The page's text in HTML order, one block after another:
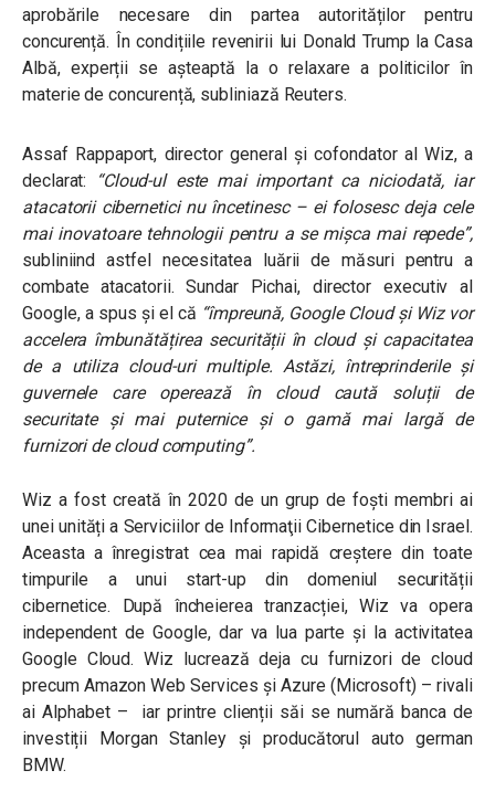
aprobările necesare din partea autorităților pentru
concurență. În condițiile revenirii lui Donald Trump la Casa
Albă, experții se așteaptă la o relaxare a politicilor în
materie de concurență, subliniază Reuters.
Assaf Rappaport, director general și cofondator al Wiz, a
declarat:
“Cloud-ul este mai important ca niciodată, iar
atacatorii cibernetici nu încetinesc – ei folosesc deja cele
mai inovatoare tehnologii pentru a se mișca mai repede”,
subliniind astfel necesitatea luării de măsuri pentru a
combate atacatorii. Sundar Pichai, director executiv al
Google, a spus și el că “împreună, Google Cloud și Wiz vor
accelera îmbunătățirea securității în cloud și capacitatea
de a utiliza cloud-uri multiple. Astăzi, întreprinderile și
guvernele care operează în cloud caută soluții de
securitate și mai puternice și o gamă mai largă de
furnizori de cloud computing”.
Wiz a fost creată în 2020 de un grup de foşti membri ai
unei unități a Serviciilor de Informaţii Cibernetice din Israel.
Aceasta a înregistrat cea mai rapidă creștere din toate
timpurile a unui start-up din domeniul securității
cibernetice. După încheierea tranzacției, Wiz va opera
independent de Google, dar va lua parte și la activitatea
Google Cloud. Wiz lucrează deja cu furnizori de cloud
precum Amazon Web Services și Azure (Microsoft) – rivali
ai Alphabet – iar printre clienții săi se numără banca de
investiții Morgan Stanley și producătorul auto german
BMW.